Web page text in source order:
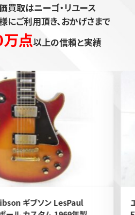
買取はニーゴ・リユース
にご利用頂き、おかげさまで
点以上の信頼と実績
ギブソン LesPaul